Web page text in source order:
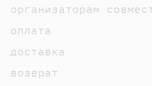
организаторам
оплата
доставка
возврат